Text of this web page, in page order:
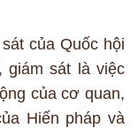
của Quốc hội
giám sát là việc
của cơ quan,
Hiến pháp và